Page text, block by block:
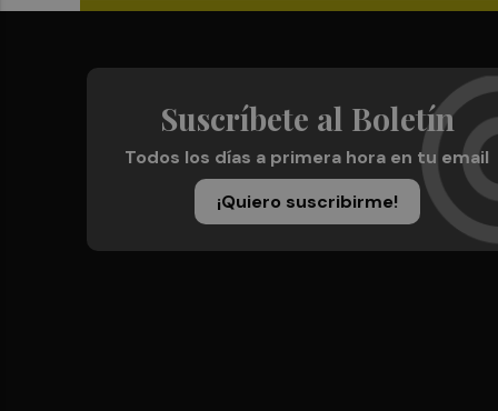
Suscríbete al Boletín
Todos los días a primera hora en tu email
¡Quiero suscribirme!